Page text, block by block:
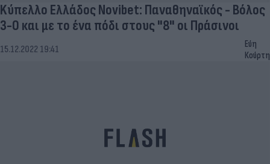
Kύπελλο Ελλάδος Novibet: Παναθηναϊκός - Βόλος
3-0 και με το ένα πόδι στους "8" οι Πράσινοι
15.12.2022 19:41
Εύη
Κούρτη